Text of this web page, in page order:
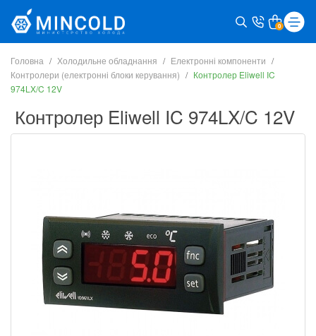
0
Головна Холодильне обладнання
Електронні компоненти
Контролери (електронні блоки керування)
Контролер Eliwell IC
974LX/C 12V
Контролер Eliwell IC 974LX/C 12V